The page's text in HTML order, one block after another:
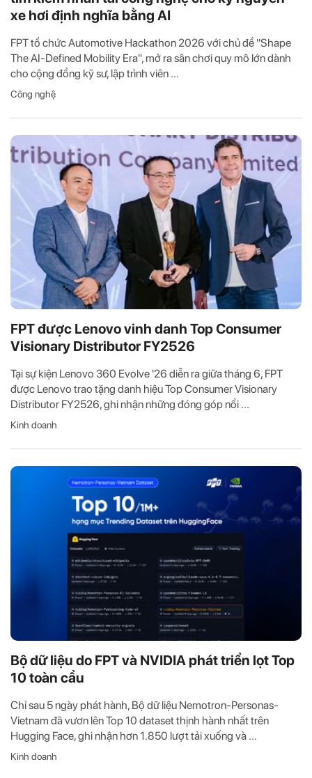
xe hơi định nghĩa bằng AI
FPT tổ chức Automotive Hackathon 2026 với chủ đề "Shape
The AI-Defined Mobility Era", mở ra sân chơi quy mô lớn dành
cho cộng đồng kỹ sư, lập trình viên ...
Công nghệ
FPT được Lenovo vinh danh Top Consumer
Visionary Distributor FY2526
Tại sự kiện Lenovo 360 Evolve '26 diễn ra giữa tháng 6, FPT
được Lenovo trao tặng danh hiệu Top Consumer Visionary
Distributor FY2526, ghi nhận những đóng góp nổi ...
Kinh doanh
Bộ dữ liệu do FPT và NVIDIA phát triển lọt Top
10 toàn cầu
Chỉ sau 5 ngày phát hành, Bộ dữ liệu Nemotron-Personas-
Vietnam đã vươn lên Top 10 dataset thịnh hành nhất trên
Hugging Face, ghi nhận hơn 1.850 lượt tải xuống và ...
Kinh doanh